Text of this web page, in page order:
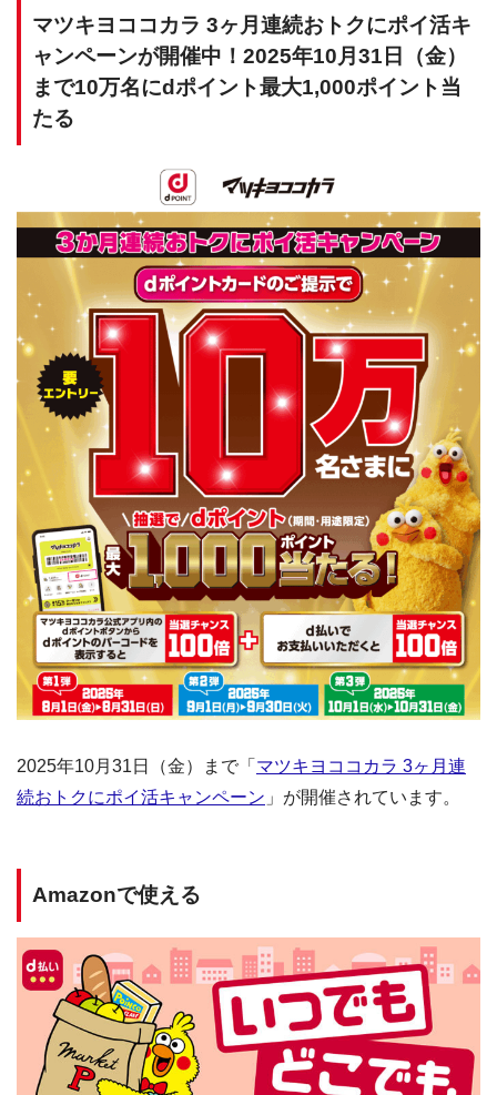
マツキヨココカラ 3ヶ月連続おトクにポイ活キ
ャンペーンが開催中！2025年10月31日（金）
まで10万名にdポイント最大1,000ポイント当
たる
2025年10月31日（金）まで「 マツキヨココカラ 3ヶ月連
続おトクにポイ活キャンペーン 」が開催されています。
Amazonで使える